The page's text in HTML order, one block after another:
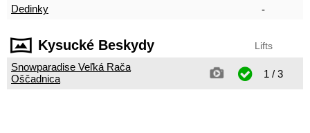
Dedinky
-
Kysucké Beskydy Lifts
Snowparadise Veľká Rača
Oščadnica
1 / 3